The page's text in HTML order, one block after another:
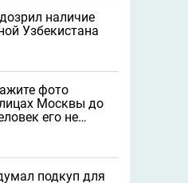
наличие
Узбекистана
фото
Москвы до
его не
подкуп для